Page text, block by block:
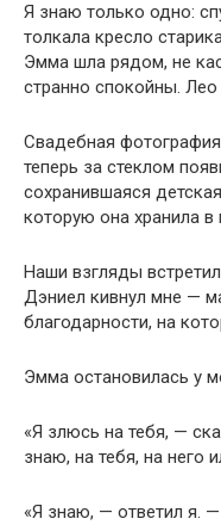
Я знаю только одно:
толкала кресло
Эмма шла рядом, не
странно спокойны.
Свадебная
теперь за стеклом
сохранившаяся
которую она хранила
Наши взгляды
Дэниел кивнул мне —
благодарности, на
Эмма остановилась у
«Я злюсь на тебя, —
знаю, на тебя, на него
«Я знаю, — ответил я.